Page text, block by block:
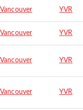
Vancouver YVR
Vancouver YVR
Vancouver YVR
Vancouver YVR